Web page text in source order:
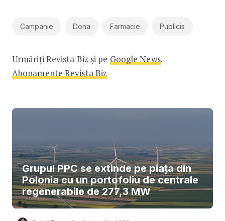
Campanie Dona Farmacie Publicis
Urmăriți Revista Biz și pe Google News.
Abonamente Revista Biz
Grupul PPC se extinde pe piața din
Polonia cu un portofoliu de centrale
regenerabile de 277,3 MW